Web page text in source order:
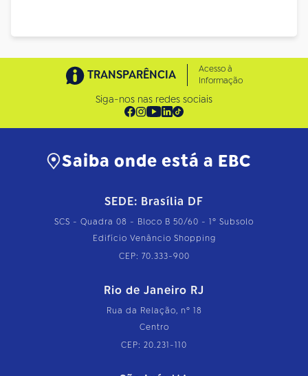
TRANSPARÊNCIA
Acesso à
Informação
Siga-nos nas redes sociais
Saiba onde está a EBC
SEDE: Brasília DF
SCS - Quadra 08 - Bloco B 50/60 - 1º Subsolo
Edifício Venâncio Shopping
CEP: 70.333-900
Rio de Janeiro RJ
Rua da Relação, nº 18
Centro
CEP: 20.231-110